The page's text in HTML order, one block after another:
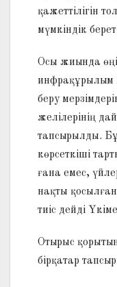
қажеттілігін
мүмкіндік
Осы жиында
инфрақұрылым
беру
желілерінің
тапсырылды.
көрсеткіші
ғана емес,
нақты
тиіс дейді
Отырыс
бірқатар